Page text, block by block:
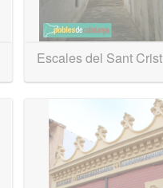
Escales del Sant Crist